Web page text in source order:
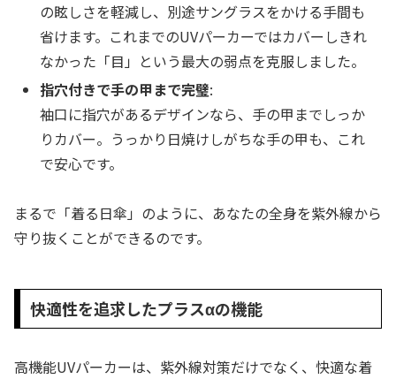
の眩しさを軽減し、別途サングラスをかける手間も
省けます。これまでのUVパーカーではカバーしきれ
なかった「目」という最大の弱点を克服しました。
指穴付きで手の甲まで完璧:
袖口に指穴があるデザインなら、手の甲までしっか
りカバー。うっかり日焼けしがちな手の甲も、これ
で安心です。
まるで「着る日傘」のように、あなたの全身を紫外線から
守り抜くことができるのです。
快適性を追求したプラスαの機能
高機能UVパーカーは、紫外線対策だけでなく、快適な着